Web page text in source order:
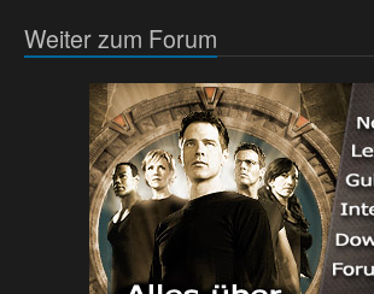
Weiter zum Forum